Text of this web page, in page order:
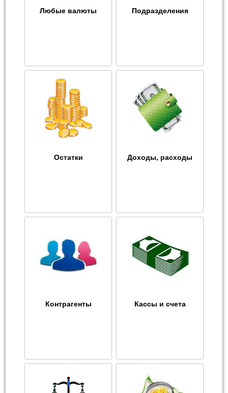
Любые валюты Подразделения
Остатки Доходы, расходы
Контрагенты Кассы и счета